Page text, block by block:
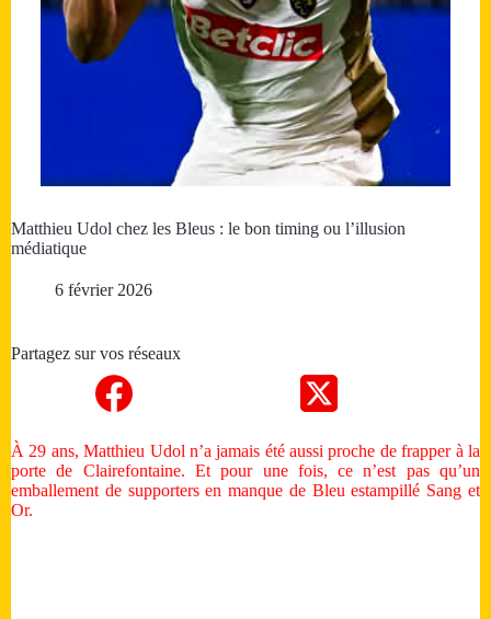
Matthieu Udol chez les Bleus : le bon timing ou l’illusion
médiatique
6 février 2026
Partagez sur vos réseaux
À 29 ans, Matthieu Udol n’a jamais été aussi proche de frapper à la
porte de Clairefontaine. Et pour une fois, ce n’est pas qu’un
emballement de supporters en manque de Bleu estampillé Sang et
Or.